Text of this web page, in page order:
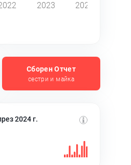
2023 2024
Сборен Отчет
сестри и майка
2024 г.